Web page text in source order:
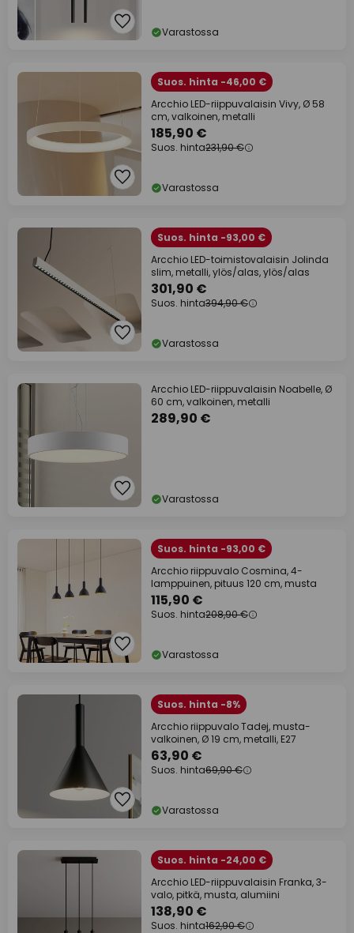
Varastossa
Suos. hinta -46,00 €
Arcchio LED-riippuvalaisin Vivy, Ø 58
cm, valkoinen, metalli
185,90 €
Suos. hinta231,90 €
Varastossa
Suos. hinta -93,00 €
Arcchio LED-toimistovalaisin Jolinda
slim, metalli, ylös/alas, ylös/alas
301,90 €
Suos. hinta394,90 €
Varastossa
Arcchio LED-riippuvalaisin Noabelle, Ø
60 cm, valkoinen, metalli
289,90 €
Varastossa
Suos. hinta -93,00 €
Arcchio riippuvalo Cosmina, 4-
lamppuinen, pituus 120 cm, musta
115,90 €
Suos. hinta208,90 €
Varastossa
Suos. hinta -8%
Arcchio riippuvalo Tadej, musta-
valkoinen, Ø 19 cm, metalli, E27
63,90 €
Suos. hinta69,90 €
Varastossa
Suos. hinta -24,00 €
Arcchio LED-riippuvalaisin Franka, 3-
valo, pitkä, musta, alumiini
138,90 €
Suos. hinta162,90 €